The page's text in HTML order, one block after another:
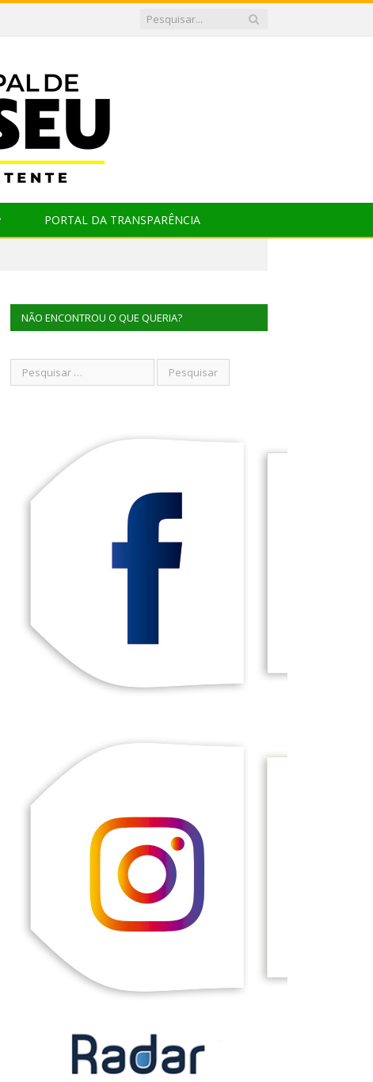
PORTAL DA TRANSPARÊNCIA
NÃO ENCONTROU O QUE QUERIA?